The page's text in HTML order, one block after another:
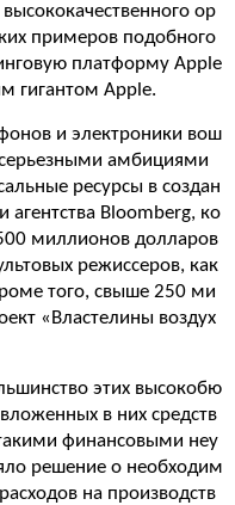
ор
примеров подобного
платформу Apple
гигантом Apple.
и электроники вош
амбициями
ресурсы в создан
Bloomberg, ко
миллионов долларов
режиссеров, как
того, свыше 250 ми
«Властелины воздух
этих высокобю
в них средств
финансовыми неу
решение о необходим
на производств